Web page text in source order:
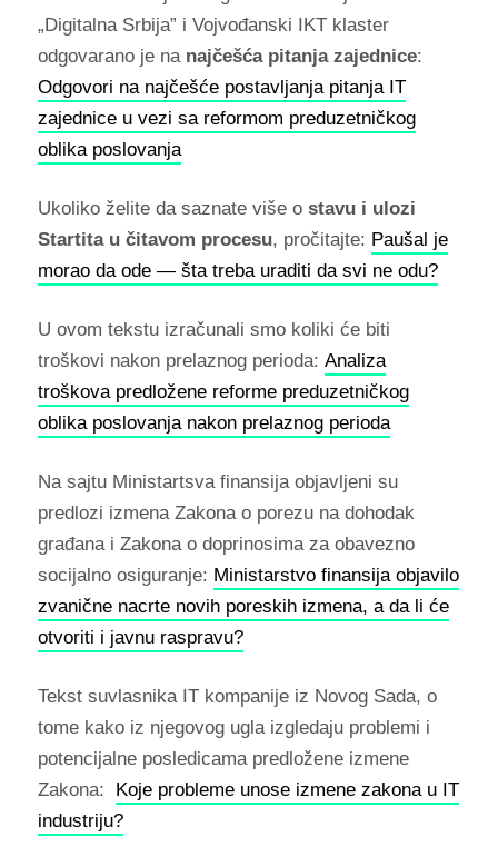
„Digitalna Srbija” i Vojvođanski IKT klaster
odgovarano je na najčešća pitanja zajednice:
Odgovori na najčešće postavljanja pitanja IT
zajednice u vezi sa reformom preduzetničkog
oblika poslovanja
Ukoliko želite da saznate više o stavu i ulozi
Startita u čitavom procesu, pročitajte: Paušal je
morao da ode — šta treba uraditi da svi ne odu?
U ovom tekstu izračunali smo koliki će biti
troškovi nakon prelaznog perioda: Analiza
troškova predložene reforme preduzetničkog
oblika poslovanja nakon prelaznog perioda
Na sajtu Ministartsva finansija objavljeni su
predlozi izmena Zakona o porezu na dohodak
građana i Zakona o doprinosima za obavezno
socijalno osiguranje: Ministarstvo finansija objavilo
zvanične nacrte novih poreskih izmena, a da li će
otvoriti i javnu raspravu?
Tekst suvlasnika IT kompanije iz Novog Sada, o
tome kako iz njegovog ugla izgledaju problemi i
potencijalne posledicama predložene izmene
Zakona:
Koje probleme unose izmene zakona u IT
industriju?